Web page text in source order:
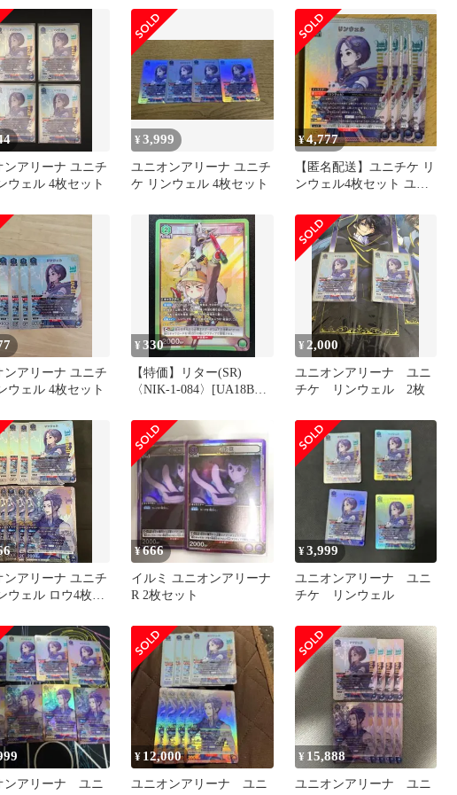
ンアリーナ ユニチ
ウェル 4枚セット
¥3,999
ユニオンアリーナ ユニチ
ケ リンウェル 4枚セット
¥4,777
【匿名配送】ユニチケ リ
ンウェル4枚セット ユニ
ンアリーナ ユニチ
ウェル 4枚セット
¥330
【特価】リター(SR)
〈NIK-1-084〉[UA18BT]
ナ
¥ 2,000
ユニオンアリーナ ユニ
チケ リンウェル 2枚
ンアリーナ ユニチ
ウェル ロウ4枚ず
¥666
イルミ ユニオンアリーナ
R 2枚セット
¥3,999
ユニオンアリーナ ユニ
チケ リンウェル
ンアリーナ ユニ
¥ 12,000
ユニオンアリーナ ユニ
¥ 15,888
ユニオンアリーナ ユニ